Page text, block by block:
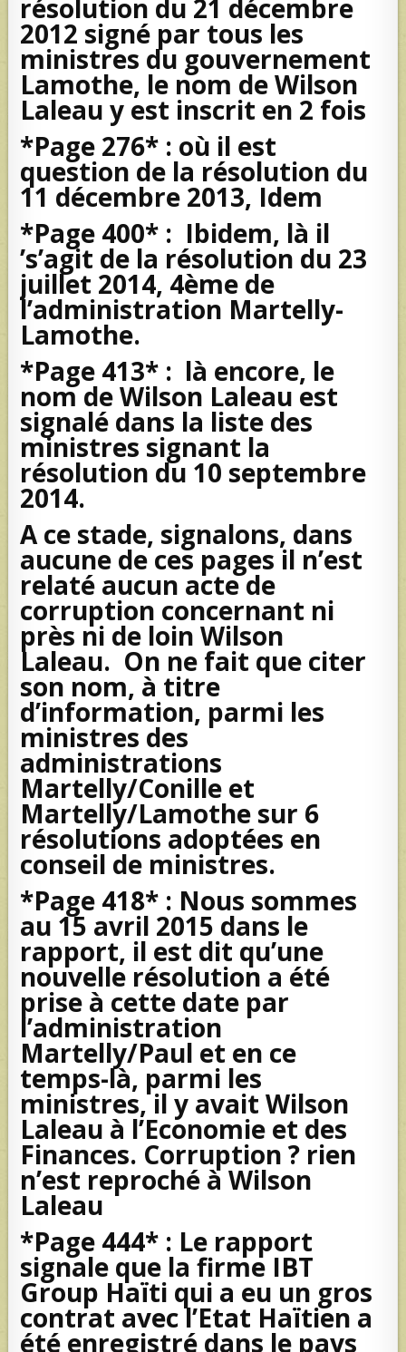
résolution du 21 décembre
2012 signé par tous les
ministres du gouvernement
Lamothe, le nom de Wilson
Laleau y est inscrit en 2 fois
*Page 276* : où il est
question de la résolution du
11 décembre 2013, Idem
*Page 400* : Ibidem, là il
’s’agit de la résolution du 23
juillet 2014, 4ème de
l’administration Martelly-
Lamothe.
*Page 413* : là encore, le
nom de Wilson Laleau est
signalé dans la liste des
ministres signant la
résolution du 10 septembre
2014.
A ce stade, signalons, dans
aucune de ces pages il n’est
relaté aucun acte de
corruption concernant ni
près ni de loin Wilson
Laleau. On ne fait que citer
son nom, à titre
d’information, parmi les
ministres des
administrations
Martelly/Conille et
Martelly/Lamothe sur 6
résolutions adoptées en
conseil de ministres.
*Page 418* : Nous sommes
au 15 avril 2015 dans le
rapport, il est dit qu’une
nouvelle résolution a été
prise à cette date par
l’administration
Martelly/Paul et en ce
temps-là, parmi les
ministres, il y avait Wilson
Laleau à l’Economie et des
Finances. Corruption ? rien
n’est reproché à Wilson
Laleau
*Page 444* : Le rapport
signale que la firme IBT
Group Haïti qui a eu un gros
contrat avec l’Etat Haïtien a
été enregistré dans le pays